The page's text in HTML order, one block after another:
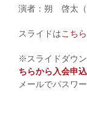
演者：朔 啓太（
スライドはこちら
※スライドダウ
ちらから入会申
メールでパスワ